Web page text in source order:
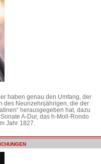
haben genau den Umfang, der
des Neunzehnjährigen, die der
herausgegeben hat, dazu
A-Dur, das h-Moll-Rondo
Jahr 1827.